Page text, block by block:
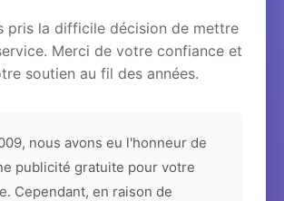
pris la difficile décision de mettre
Merci de votre confiance et
soutien au fil des années.
nous avons eu l'honneur de
publicité gratuite pour votre
Cependant, en raison de